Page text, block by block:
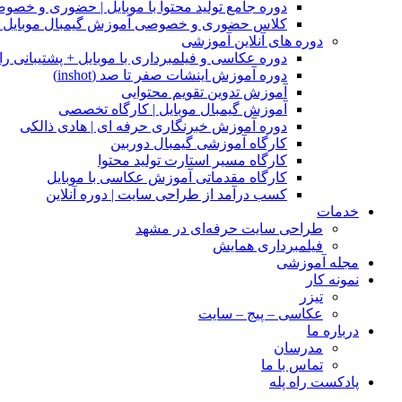
دوره جامع تولید محتوا با موبایل | حضوری و
کلاس حضوری و خصوصی آموزش گیمبال موبایل
دوره های آنلاین آموزشی
دوره عکاسی و فیلمبرداری با موبایل + پشتیبانی
دوره آموزش اینشات صفر تا صد (inshot)
آموزش تدوین تقویم محتوایی
آموزش گیمبال موبایل | کارگاه تخصصی
دوره آموزش خبرنگاری حرفه ای | هادی ذالکی
کارگاه آموزشی گیمبال دوربین
کارگاه مسیر استارت تولید محتوا
کارگاه مقدماتی آموزش عکاسی با موبایل
کسب درآمد از طراحی سایت | دوره آنلاین
خدمات
طراحی سایت حرفه‌ای در مشهد
فیلمبرداری همایش
مجله آموزشی
نمونه کار
تیزر
عکاسی – پیج – سایت
درباره ما
مدرسان
تماس با ما
پادکست راه پله